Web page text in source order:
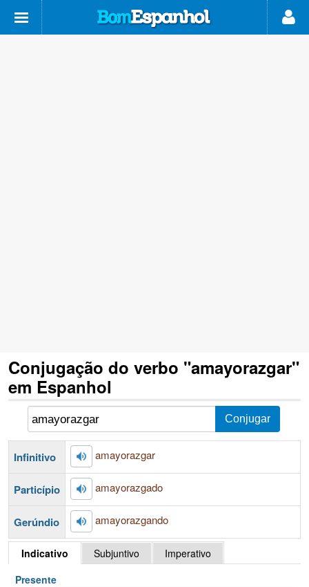
Conjugação do verbo "amayorazgar"
em Espanhol
Infinitivo amayorazgar
Particípio amayorazgado
Gerúndio amayorazgando
Indicativo Subjuntivo
Imperativo
Presente